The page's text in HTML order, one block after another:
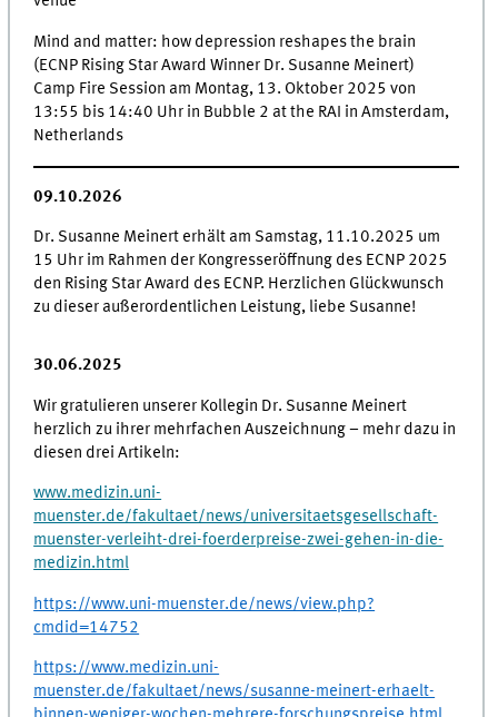
Mind and matter: how depression reshapes the brain
(ECNP Rising Star Award Winner Dr. Susanne Meinert)
Camp Fire Session am Montag, 13. Oktober 2025 von
13:55 bis 14:40 Uhr in Bubble 2 at the RAI in Amsterdam,
Netherlands
09.10.2026
Dr. Susanne Meinert erhält am Samstag, 11.10.2025 um
15 Uhr im Rahmen der Kongresseröffnung des ECNP 2025
den Rising Star Award des ECNP. Herzlichen Glückwunsch
zu dieser außerordentlichen Leistung, liebe Susanne!
30.06.2025
Wir gratulieren unserer Kollegin Dr. Susanne Meinert
herzlich zu ihrer mehrfachen Auszeichnung – mehr dazu in
diesen drei Artikeln:
www.medizin.uni-
muenster.de/fakultaet/news/universitaetsgesellschaft-
muenster-verleiht-drei-foerderpreise-zwei-gehen-in-die-
medizin.html
https://www.uni-muenster.de/news/view.php?
cmdid=14752
https://www.medizin.uni-
muenster.de/fakultaet/news/susanne-meinert-erhaelt-